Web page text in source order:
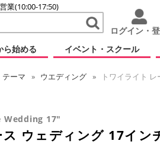
業(10:00-17:50)
ログイン・
ら始める イベント・スクール
テーマ ウエディング トワイライト
Wedding 17"
ス ウェディング 17イン